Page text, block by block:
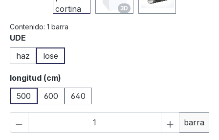
3D
Contenido: 1 barra
Seleccione
UDE
haz
lose
Seleccione
longitud (cm)
500
600 640
Cantidad del producto: introduce la
barra